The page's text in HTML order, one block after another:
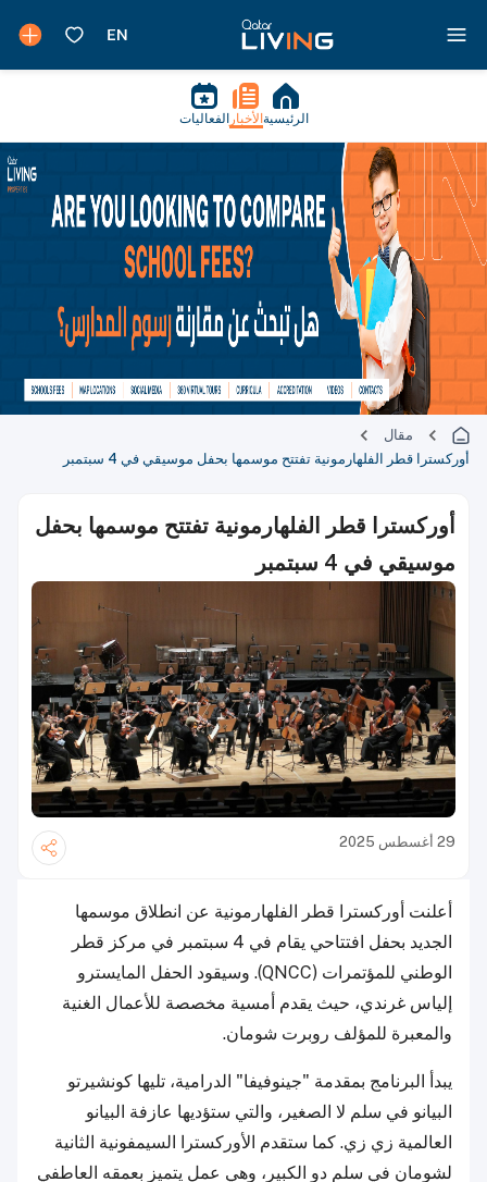
الرئيسية الأخبار الفعاليات
مقال
أوركسترا قطر الفلهارمونية تفتتح موسمها بحفل موسيقي في 4 سبتمبر
أوركسترا قطر الفلهارمونية تفتتح موسمها بحفل
موسيقي في 4 سبتمبر
29 أغسطس 2025
أعلنت أوركسترا قطر الفلهارمونية عن انطلاق موسمها
الجديد بحفل افتتاحي يقام في 4 سبتمبر في مركز قطر
الوطني للمؤتمرات (QNCC). وسيقود الحفل المايسترو
إلياس غرندي، حيث يقدم أمسية مخصصة للأعمال الغنية
والمعبرة للمؤلف روبرت شومان.
يبدأ البرنامج بمقدمة "جينوفيفا" الدرامية، تليها كونشيرتو
البيانو في سلم لا الصغير، والتي ستؤديها عازفة البيانو
العالمية زي زي. كما ستقدم الأوركسترا السيمفونية الثانية
لشومان في سلم دو الكبير، وهي عمل يتميز بعمقه العاطفي